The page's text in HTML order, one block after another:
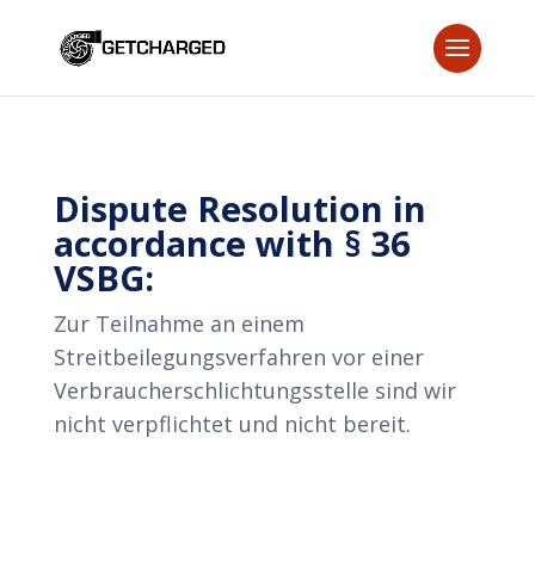
Dispute Resolution in
accordance with § 36
VSBG:
Zur Teilnahme an einem
Streitbeilegungsverfahren vor einer
Verbraucherschlichtungsstelle sind wir
nicht verpflichtet und nicht bereit.